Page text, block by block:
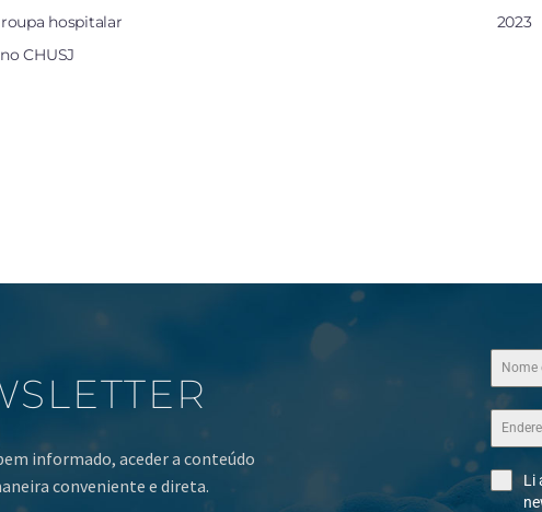
hospitalar
CHUSJ
2023
informado, aceder a conteúdo
conveniente e direta.
Li